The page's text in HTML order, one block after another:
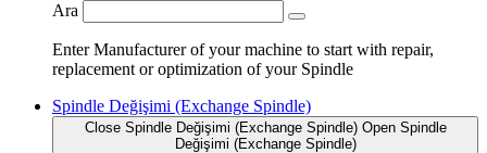
Ara
Enter Manufacturer of your machine to start with repair,
replacement or optimization of your Spindle
Spindle Değişimi (Exchange Spindle)
Close Spindle Değişimi (Exchange Spindle) Open Spindle
Değişimi (Exchange Spindle)